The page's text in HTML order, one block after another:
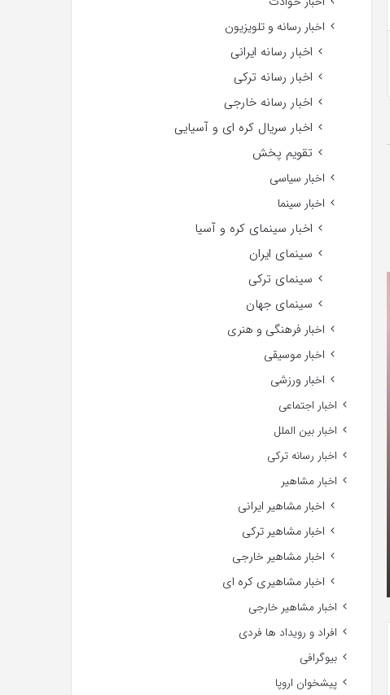
اخبار رسانه و تلویزیون
اخبار رسانه ایرانی
اخبار رسانه ترکی
اخبار رسانه خارجی
اخبار سریال کره ای و آسیایی
تقویم پخش
اخبار سیاسی
اخبار سینما
اخبار سینمای کره و آسیا
سینمای ایران
سینمای ترکی
سینمای جهان
اخبار فرهنگی و هنری
اخبار موسیقی
اخبار ورزشی
اخبار اجتماعی
اخبار بین الملل
اخبار رسانه ترکی
اخبار مشاهیر
اخبار مشاهیر ایرانی
اخبار مشاهیر ترکی
اخبار مشاهیر خارجی
اخبار مشاهیری کره ای
اخبار مشاهیر خارجی
افراد و رویداد ها فردی
بیوگرافی
پیشخوان اروپا